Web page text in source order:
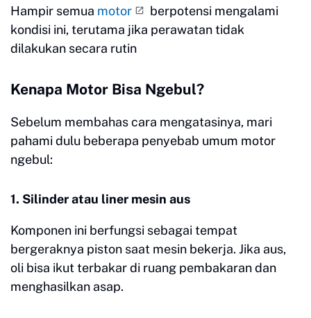
Hampir semua motor
berpotensi mengalami
kondisi ini, terutama jika perawatan tidak
dilakukan secara rutin
Kenapa Motor Bisa Ngebul?
Sebelum membahas cara mengatasinya, mari
pahami dulu beberapa penyebab umum motor
ngebul:
1. Silinder atau liner mesin aus
Komponen ini berfungsi sebagai tempat
bergeraknya piston saat mesin bekerja. Jika aus,
oli bisa ikut terbakar di ruang pembakaran dan
menghasilkan asap.